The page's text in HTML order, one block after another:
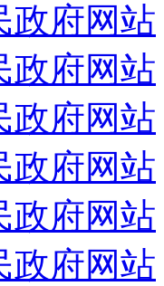
政府网站
政府网站
政府网站
政府网站
政府网站
政府网站